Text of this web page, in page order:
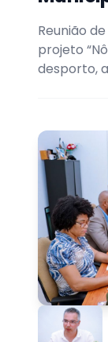
Reunião
projeto
desporto,